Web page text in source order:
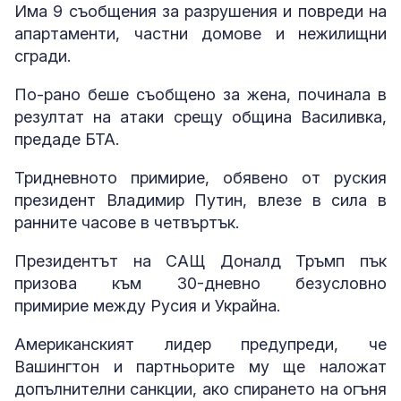
Има 9 съобщения за разрушения и повреди на
апартаменти, частни домове и нежилищни
сгради.
По-рано беше съобщено за жена, починала в
резултат на атаки срещу община Василивка,
предаде БТА.
Тридневното примирие, обявено от руския
президент Владимир Путин, влезе в сила в
ранните часове в четвъртък.
Президентът на САЩ Доналд Тръмп пък
призова към 30-дневно безусловно
примирие между Русия и Украйна.
Американският лидер предупреди, че
Вашингтон и партньорите му ще наложат
допълнителни санкции, ако спирането на огъня